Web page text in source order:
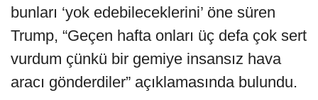
bunları ‘yok edebileceklerini’ öne süren
Trump, “Geçen hafta onları üç defa çok sert
vurdum çünkü bir gemiye insansız hava
aracı gönderdiler” açıklamasında bulundu.